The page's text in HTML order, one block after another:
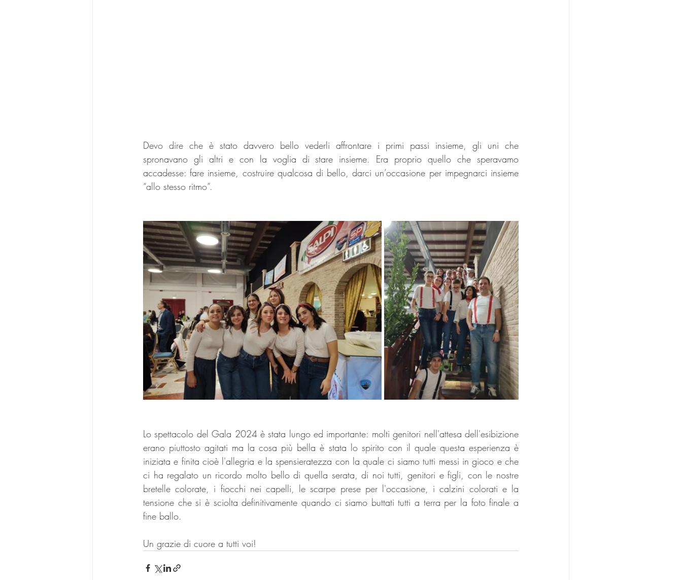
Devo dire che è stato davvero bello vederli affrontare i primi passi insieme, gli uni che
spronavano gli altri e con la voglia di stare insieme. Era proprio quello che speravamo
accadesse: fare insieme, costruire qualcosa di bello, darci un’occasione per impegnarci insieme
“allo stesso ritmo”.
Lo spettacolo del Gala 2024 è stata lungo ed importante: molti genitori nell'attesa dell'esibizione
erano piuttosto agitati ma la cosa più bella è stata lo spirito con il quale questa esperienza è
iniziata e finita cioè l'allegria e la spensieratezza con la quale ci siamo tutti messi in gioco e che
ci ha regalato un ricordo molto bello di quella serata, di noi tutti, genitori e figli, con le nostre
bretelle colorate, i fiocchi nei capelli, le scarpe prese per l'occasione, i calzini colorati e la
tensione che si è sciolta definitivamente quando ci siamo buttati tutti a terra per la foto finale a
fine ballo.
Un grazie di cuore a tutti voi!